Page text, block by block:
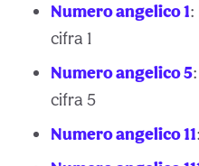
Numero angelico 1:
cifra 1
Numero angelico 5
cifra 5
Numero angelico 11